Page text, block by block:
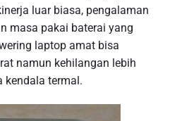
luar biasa, pengalaman
masa pakai baterai yang
laptop amat bisa
namun kehilangan lebih
kendala termal.